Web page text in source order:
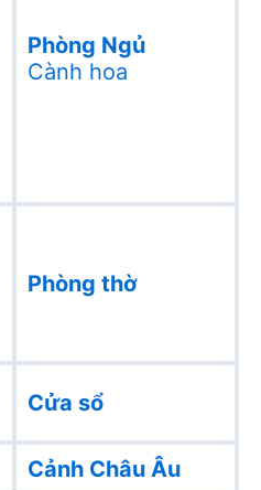
Phòng Ngủ
Cành hoa
Phòng thờ
Cửa sổ
Cảnh Châu Âu